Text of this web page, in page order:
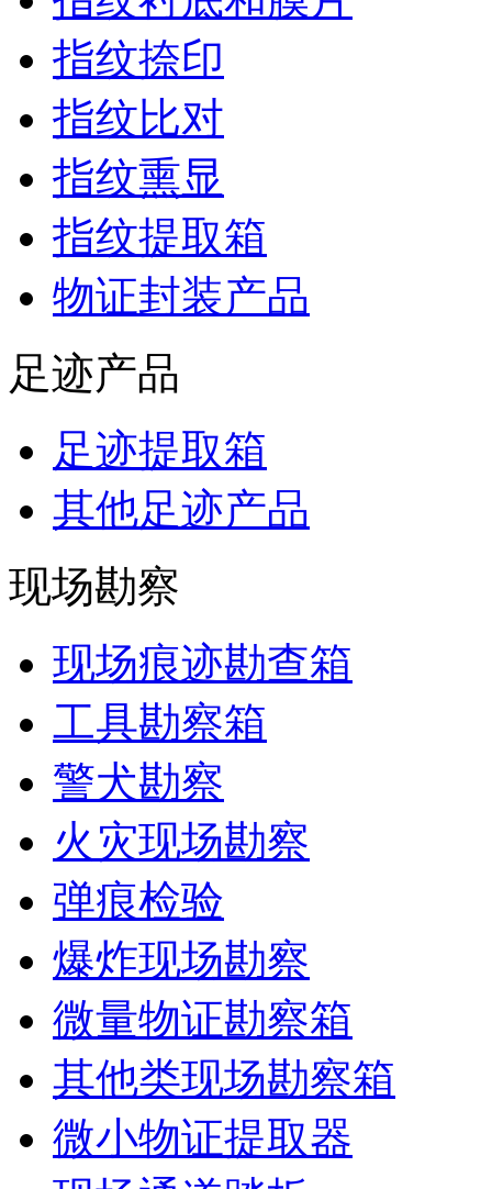
指纹捺印
指纹比对
指纹熏显
指纹提取箱
物证封装产品
足迹产品
足迹提取箱
其他足迹产品
现场勘察
现场痕迹勘查箱
工具勘察箱
警犬勘察
火灾现场勘察
弹痕检验
爆炸现场勘察
微量物证勘察箱
其他类现场勘察箱
微小物证提取器